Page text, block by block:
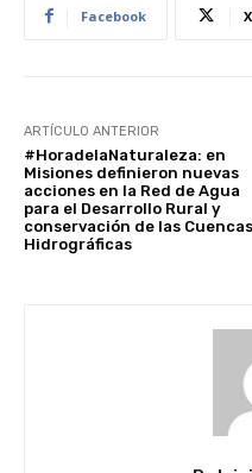
Facebook X
ARTÍCULO ANTERIOR
#HoradelaNaturaleza: en
Misiones definieron nuevas
acciones en la Red de Agua
para el Desarrollo Rural y
conservación de las Cuencas
Hidrográficas